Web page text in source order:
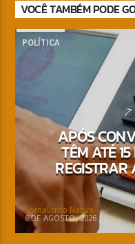
VOCÊ TAMBÉM PODE
POLÍTICA
APÓS
TÊM ATÉ
Jornalismo Nativa
6 DE AGOSTO, 2026